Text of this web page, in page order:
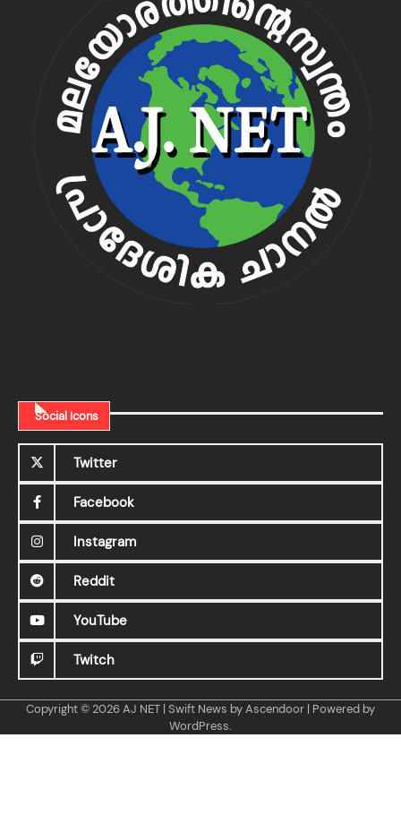
Social Icons
Twitter
Facebook
Instagram
Reddit
YouTube
Twitch
Copyright © 2026AJ NET | Swift News byAscendoor | Powered by
WordPress.